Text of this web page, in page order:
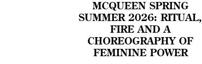
MCQUEEN SPRING
SUMMER 2026: RITUAL,
FIRE AND A
CHOREOGRAPHY OF
FEMININE POWER